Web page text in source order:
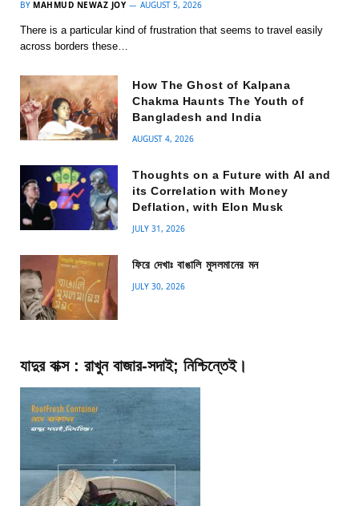
BY MAHMUD NEWAZ JOY AUGUST 5, 2026
There is a particular kind of frustration that seems to travel easily
across borders these…
How The Ghost of Kalpana
Chakma Haunts The Youth of
Bangladesh and India
AUGUST 4, 2026
Thoughts on a Future with AI and
its Correlation with Money
Deflation, with Elon Musk
JULY 31, 2026
ফিরে দেখাঃ বাঙালি মুসলমানের মন
JULY 30, 2026
যাদুর বাক্স : রাখুন বাজার-সদাই; নিশ্চিন্তেই।